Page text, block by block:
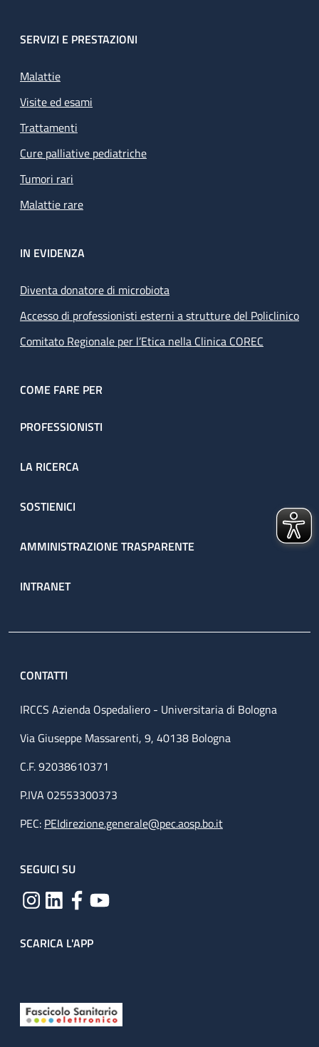
SERVIZI E PRESTAZIONI
Malattie
Visite ed esami
Trattamenti
Cure palliative pediatriche
Tumori rari
Malattie rare
IN EVIDENZA
Diventa donatore di microbiota
Accesso di professionisti esterni a strutture del Policlinico
Comitato Regionale per l’Etica nella Clinica COREC
COME FARE PER
PROFESSIONISTI
LA RICERCA
SOSTIENICI
AMMINISTRAZIONE TRASPARENTE
INTRANET
CONTATTI
IRCCS Azienda Ospedaliero - Universitaria di Bologna
Via Giuseppe Massarenti, 9, 40138 Bologna
C.F. 92038610371
P.IVA 02553300373
PEC: PEIdirezione.generale@pec.aosp.bo.it
SEGUICI SU
SCARICA L'APP